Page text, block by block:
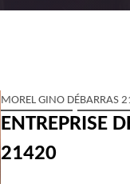
MOREL GINO DÉBARRAS
ENTREPRISE
21420